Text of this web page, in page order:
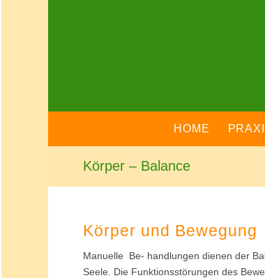
HOME
Körper – Balance
Körper und Bewegung
Manuelle Be- handlungen dienen der
Seele. Die Funktionsstörungen des